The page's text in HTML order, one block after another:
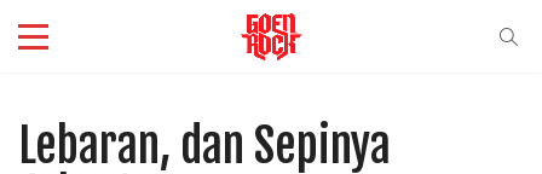
Lebaran, dan Sepinya